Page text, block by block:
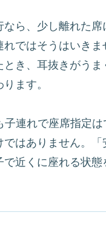
なら、少し離れた
れではそうはいき
とき、耳抜きがう
ます。
子連れで座席指定
ではありません。
で近くに座れる状